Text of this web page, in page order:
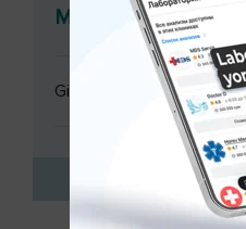
Muolajalar
Ginekolog konsultatsiyasi